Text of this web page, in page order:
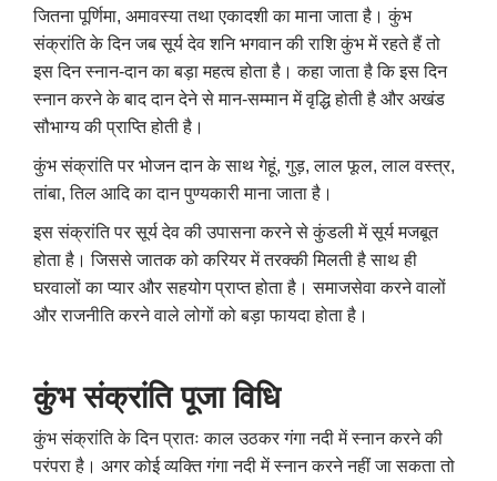
जितना पूर्णिमा, अमावस्या तथा एकादशी का माना जाता है। कुंभ
संक्रांति के दिन जब सूर्य देव शनि भगवान की राशि कुंभ में रहते हैं तो
इस दिन स्नान-दान का बड़ा महत्व होता है। कहा जाता है कि इस दिन
स्नान करने के बाद दान देने से मान-सम्मान में वृद्धि होती है और अखंड
सौभाग्य की प्राप्ति होती है।
कुंभ संक्रांति पर भोजन दान के साथ गेहूं,गुड़,लाल फूल,लाल वस्त्र,
तांबा,तिल आदि का दान पुण्यकारी माना जाता है।
इस संक्रांति पर सूर्य देव की उपासना करने से कुंडली में सूर्य मजबूत
होता है। जिससे जातक को करियर में तरक्की मिलती है साथ ही
घरवालों का प्यार और सहयोग प्राप्त होता है। समाजसेवा करने वालों
और राजनीति करने वाले लोगों को बड़ा फायदा होता है।
कुंभ संक्रांति पूजा विधि
कुंभ संक्रांति के दिन प्रातः काल उठकर गंगा नदी में स्नान करने की
परंपरा है। अगर कोई व्यक्ति गंगा नदी में स्नान करने नहीं जा सकता तो